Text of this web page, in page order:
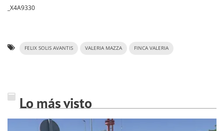
_X4A9330
FELIX SOLIS AVANTIS VALERIA MAZZA FINCA VALERIA
Lo más visto